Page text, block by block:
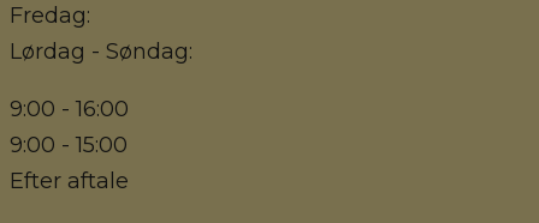
Fredag:
Lørdag - Søndag:
9:00 - 16:00
9:00 - 15:00
Efter aftale